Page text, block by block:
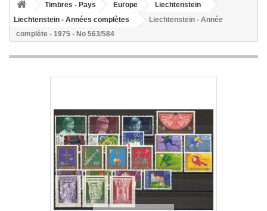
Timbres - Pays Europe
Liechtenstein
Liechtenstein - Années complètes
Liechtenstein - Année
complète - 1975 - No 563/584